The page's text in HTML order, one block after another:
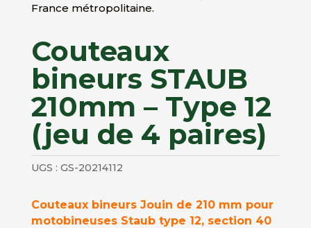
France métropolitaine.
Couteaux
bineurs STAUB
210mm – Type 12
(jeu de 4 paires)
UGS : GS-20214112
Couteaux bineurs Jouin de 210 mm pour
motobineuses Staub type 12, section 40